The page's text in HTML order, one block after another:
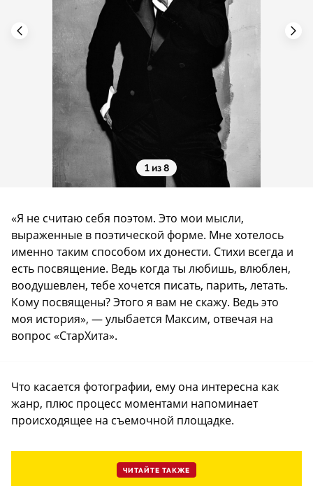
1 из 8
«Я не считаю себя поэтом. Это мои мысли,
выраженные в поэтической форме. Мне хотелось
именно таким способом их донести. Стихи всегда и
есть посвящение. Ведь когда ты любишь, влюблен,
воодушевлен, тебе хочется писать, парить, летать.
Кому посвящены? Этого я вам не скажу. Ведь это
моя история», — улыбается Максим, отвечая на
вопрос «СтарХита».
Что касается фотографии, ему она интересна как
жанр, плюс процесс моментами напоминает
происходящее на съемочной площадке.
ЧИТАЙТЕ ТАКЖЕ